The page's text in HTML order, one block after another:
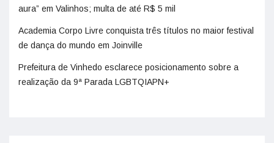
aura” em Valinhos; multa de até R$ 5 mil
Academia Corpo Livre conquista três títulos no maior festival
de dança do mundo em Joinville
Prefeitura de Vinhedo esclarece posicionamento sobre a
realização da 9ª Parada LGBTQIAPN+